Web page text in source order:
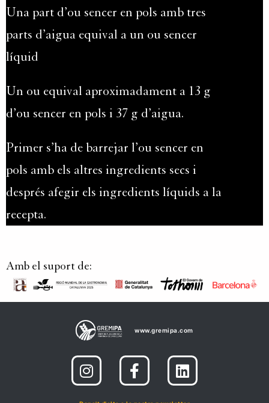
Una part d’ou sencer en pols amb tres
parts d’aigua equival a un ou sencer
líquid
Un ou equival aproximadament a 13 g
d’ou sencer en pols i 37 g d’aigua.
Primer s’ha de barrejar l’ou sencer en
pols amb els altres ingredients secs i
després afegir els ingredients líquids a la
recepta.
Amb el suport de:
www.gremipa.com